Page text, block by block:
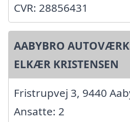
CVR: 28856431
AABYBRO
ELKÆR KRISTENSEN
Fristrupvej 3, 9440
Ansatte: 2